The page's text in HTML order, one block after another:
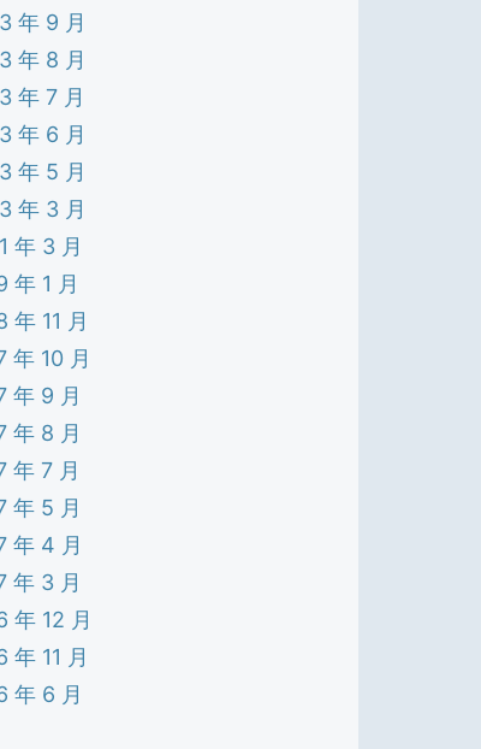
年 9 月
年 8 月
年 7 月
年 6 月
年 5 月
年 3 月
年 3 月
年 1 月
年 11 月
年 10 月
年 9 月
年 8 月
年 7 月
年 5 月
年 4 月
年 3 月
年 12 月
年 11 月
年 6 月